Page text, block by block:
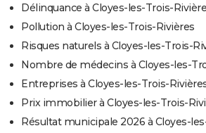
Délinquance à Cloyes-les-Trois-
Pollution à Cloyes-les-Trois-Rivières
Risques naturels à Cloyes-les-Trois-
Nombre de médecins à Cloyes-les-
Entreprises à Cloyes-les-Trois-
Prix immobilier à Cloyes-les-Trois-
Résultat municipale 2026 à Cloyes-